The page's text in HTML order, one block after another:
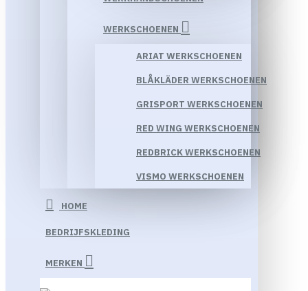
WERKSCHOENEN
ARIAT WERKSCHOENEN
BLÅKLÄDER WERKSCHOENEN
GRISPORT WERKSCHOENEN
RED WING WERKSCHOENEN
REDBRICK WERKSCHOENEN
VISMO WERKSCHOENEN
HOME
BEDRIJFSKLEDING
MERKEN